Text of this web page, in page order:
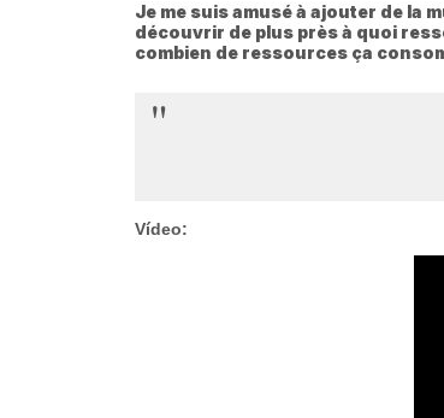
Je me suis amusé à ajouter de la
découvrir de plus près à quoi
combien de ressources ça
Vídeo: